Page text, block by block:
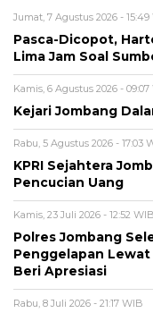
Jumat, 7 Agustus 2026 - 15:49
Pasca-Dicopot,
Lima Jam Soal
Kamis, 6 Agustus 2026 -
Kejari Jombang
Rabu, 5 Agustus 2026 - 17:03
KPRI Sejahtera
Pencucian Uang
Kamis, 23 Juli 2026 - 12:52 WIB
Polres Jombang
Penggelapan
Beri Apresiasi
Rabu, 8 Juli 2026 - 21:17 WIB